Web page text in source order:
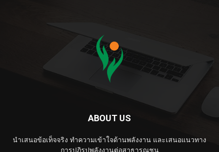
ABOUT US
นำเสนอข้อเท็จจริง ทำความเข้าใจด้านพลังงาน และเสนอแนวทาง
การปฏิรูปพลังงานต่อสาธารณชน